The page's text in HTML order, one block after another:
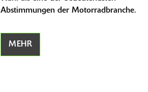
Abstimmungen der Motorradbranche.
MEHR